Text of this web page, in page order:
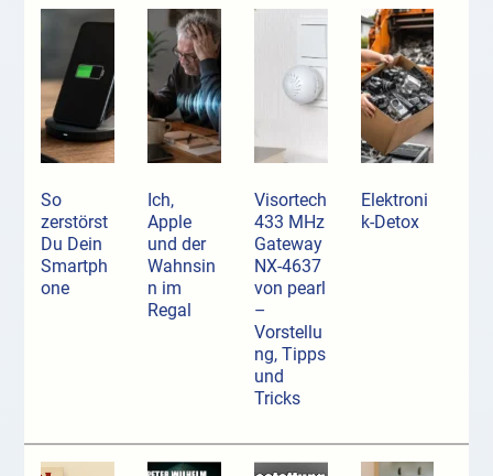
So
zerstörst
Du Dein
Smartph
one
Ich,
Apple
und der
Wahnsin
n im
Regal
Visortech
433 MHz
Gateway
NX-4637
von pearl
–
Vorstellu
ng, Tipps
und
Tricks
Elektroni
k-Detox